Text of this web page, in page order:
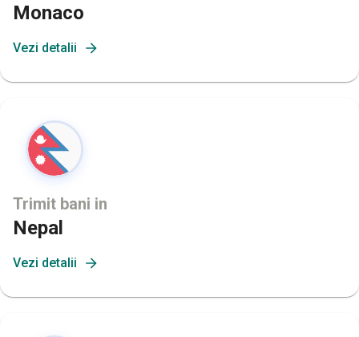
Monaco
Vezi detalii
Trimit bani in
Nepal
Vezi detalii